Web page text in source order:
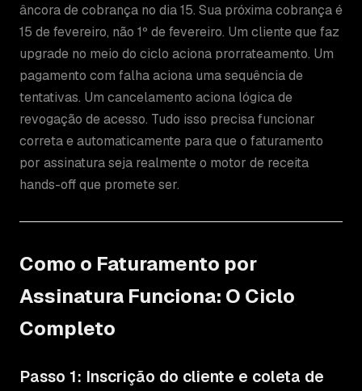
âncora de cobrança no dia 15. Sua próxima cobrança é
15 de fevereiro, não 1º de fevereiro. Um cliente que faz
upgrade no meio do ciclo aciona prorrateamento. Um
pagamento com falha aciona uma sequência de
tentativas. Um cancelamento aciona lógica de
revogação de acesso. Tudo isso precisa funcionar
correta e automaticamente para que o faturamento
por assinatura seja realmente o motor de receita
hands-off que promete ser.
Como o Faturamento por
Assinatura Funciona: O Ciclo
Completo
Passo 1: Inscrição do cliente e coleta de